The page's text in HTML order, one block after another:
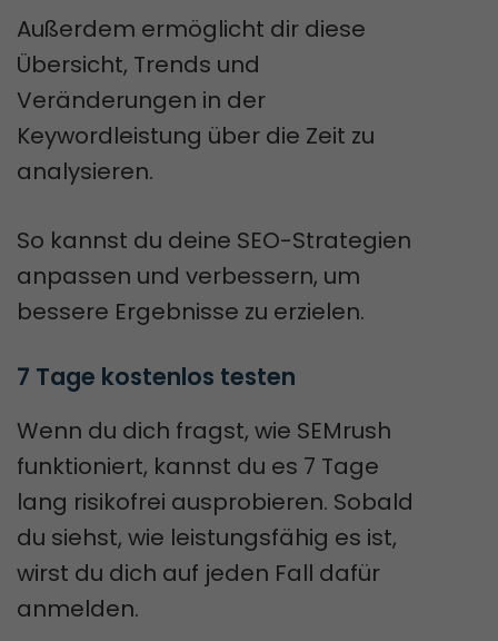
Außerdem ermöglicht dir diese
Übersicht, Trends und
Veränderungen in der
Keywordleistung über die Zeit zu
analysieren.
So kannst du deine SEO-Strategien
anpassen und verbessern, um
bessere Ergebnisse zu erzielen.
7 Tage kostenlos testen
Wenn du dich fragst, wie SEMrush
funktioniert, kannst du es 7 Tage
lang risikofrei ausprobieren. Sobald
du siehst, wie leistungsfähig es ist,
wirst du dich auf jeden Fall dafür
anmelden.